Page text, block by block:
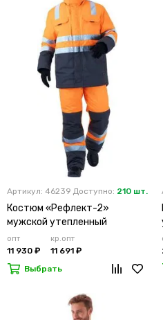
Артикул: 46239 Доступно: 210 шт.
Костюм «Рефлект-2»
мужской утепленный
оранжевый с п/к
опт
11 930 ₽
кр.опт
11 691 ₽
Выбрать